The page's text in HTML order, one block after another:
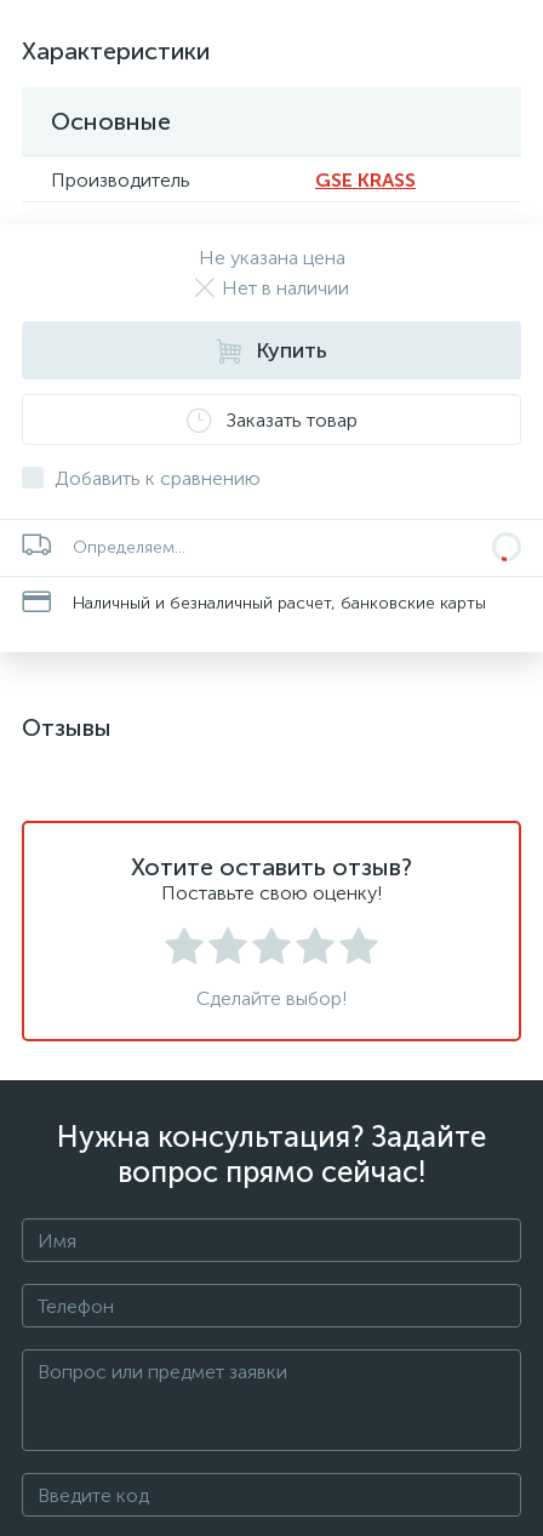
Характеристики
Основные
Производитель GSE KRASS
Не указана цена
Нет в наличии
Купить
Заказать товар
Добавить к сравнению
Определяем...
Наличный и безналичный расчет, банковские карты
Отзывы
Хотите оставить отзыв?
Поставьте свою оценку!
Сделайте выбор!
Нужна консультация? Задайте
вопрос прямо сейчас!